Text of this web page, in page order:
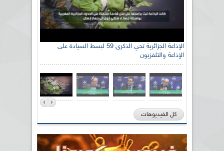
الإذاعة الجزائرية تحي الذكرى 59 لبسط السيادة على
الإذاعة والتلفزيون
رئيس اللجنة الوطنية الجزائرية للتضامن مع الشعب
الصحراوي السيد سعيد العياشي
كل الفيديوهات